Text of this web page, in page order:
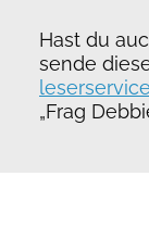
Hast du
sende
„Frag